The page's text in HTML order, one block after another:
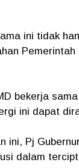
ini tidak
bekerja
ini dapat
ini, Pj
dalam